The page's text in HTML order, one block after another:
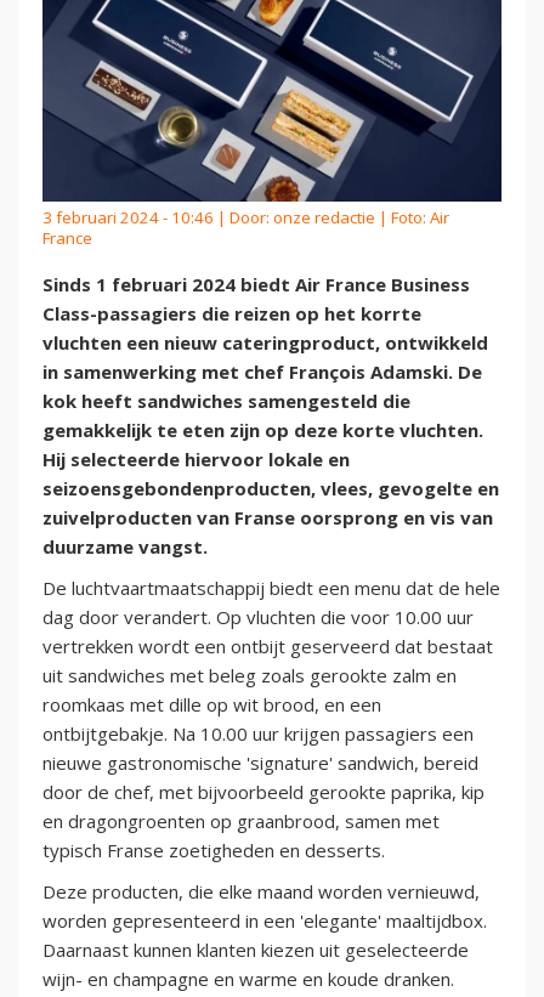
3 februari 2024 - 10:46 | Door: onze redactie | Foto: Air
France
Sinds 1 februari 2024 biedt Air France Business
Class-passagiers die reizen op het korrte
vluchten een nieuw cateringproduct, ontwikkeld
in samenwerking met chef François Adamski. De
kok heeft sandwiches samengesteld die
gemakkelijk te eten zijn op deze korte vluchten.
Hij selecteerde hiervoor lokale en
seizoensgebondenproducten, vlees, gevogelte en
zuivelproducten van Franse oorsprong en vis van
duurzame vangst.
De luchtvaartmaatschappij biedt een menu dat de hele
dag door verandert. Op vluchten die voor 10.00 uur
vertrekken wordt een ontbijt geserveerd dat bestaat
uit sandwiches met beleg zoals gerookte zalm en
roomkaas met dille op wit brood, en een
ontbijtgebakje. Na 10.00 uur krijgen passagiers een
nieuwe gastronomische 'signature' sandwich, bereid
door de chef, met bijvoorbeeld gerookte paprika, kip
en dragongroenten op graanbrood, samen met
typisch Franse zoetigheden en desserts.
Deze producten, die elke maand worden vernieuwd,
worden gepresenteerd in een 'elegante' maaltijdbox.
Daarnaast kunnen klanten kiezen uit geselecteerde
wijn- en champagne en warme en koude dranken.